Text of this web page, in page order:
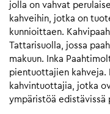
jolla on vahvat
kahveihin, jotka on
kunnioittaen.
Tattarisuolla, jossa
makuun. Inka
pientuottajien kahveja.
kahvintuottajia, jotka
ympäristöä edistävissä